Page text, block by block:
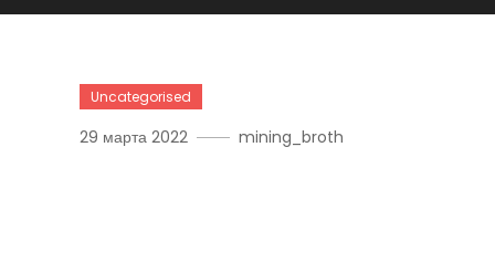
Uncategorised
29 марта 2022 mining_broth